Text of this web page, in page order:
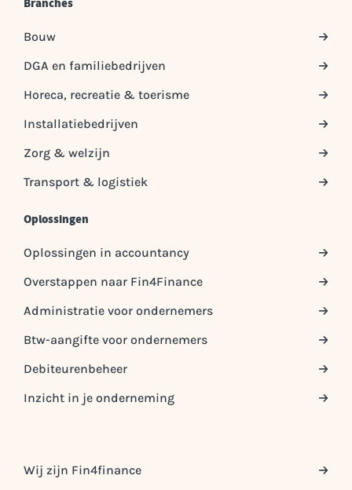
Bouw
DGA en familiebedrijven
Horeca, recreatie & toerisme
Installatiebedrijven
Zorg & welzijn
Transport & logistiek
Oplossingen
Oplossingen in accountancy
Overstappen naar Fin4Finance
Administratie voor ondernemers
Btw-aangifte voor ondernemers
Debiteurenbeheer
Inzicht in je onderneming
Wij zijn Fin4finance